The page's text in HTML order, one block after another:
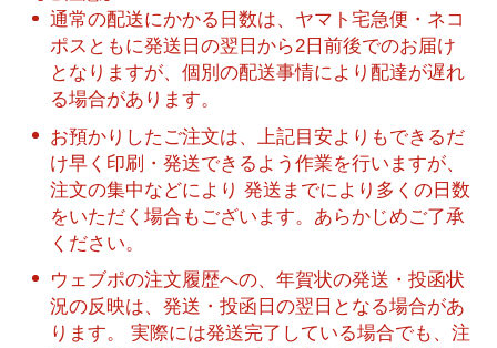
通常の配送にかかる日数は、ヤマト宅急便・ネコ
ポスともに発送日の翌日から2日前後でのお届け
となりますが、個別の配送事情により配達が遅れ
る場合があります。
お預かりしたご注文は、上記目安よりもできるだ
け早く印刷・発送できるよう作業を行いますが、
注文の集中などにより 発送までにより多くの日数
をいただく場合もございます。あらかじめご了承
ください。
ウェブポの注文履歴への、年賀状の発送・投函状
況の反映は、発送・投函日の翌日となる場合があ
ります。 実際には発送完了している場合でも、注